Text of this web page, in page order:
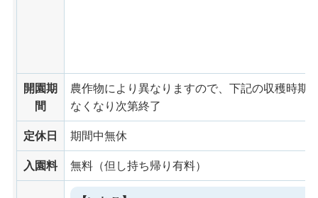
開園期
間
農作物により異なりますので、下記の収穫時期
なくなり次第終了
定休日 期間中無休
入園料 無料（但し持ち帰り有料）